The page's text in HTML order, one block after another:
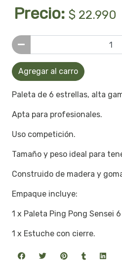
Precio: $ 22.990
Agregar al carro
Paleta de 6 estrellas, alta
Apta para profesionales.
Uso competición.
Tamaño y peso ideal para
Construido de madera y
Empaque incluye:
1 x Paleta Ping Pong Sensei
1 x Estuche con cierre.